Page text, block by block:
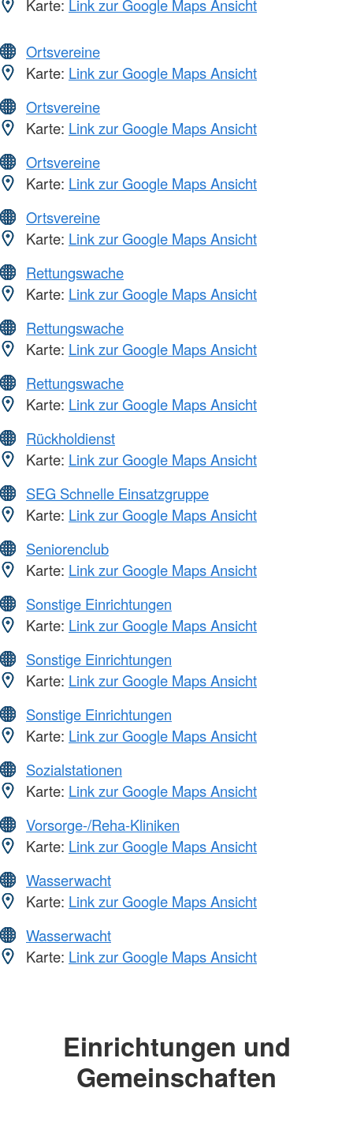
Karte: Link zur Google Maps Ansicht
Ortsvereine
Karte: Link zur Google Maps Ansicht
Ortsvereine
Karte: Link zur Google Maps Ansicht
Ortsvereine
Karte: Link zur Google Maps Ansicht
Ortsvereine
Karte: Link zur Google Maps Ansicht
Rettungswache
Karte: Link zur Google Maps Ansicht
Rettungswache
Karte: Link zur Google Maps Ansicht
Rettungswache
Karte: Link zur Google Maps Ansicht
Rückholdienst
Karte: Link zur Google Maps Ansicht
SEG Schnelle Einsatzgruppe
Karte: Link zur Google Maps Ansicht
Seniorenclub
Karte: Link zur Google Maps Ansicht
Sonstige Einrichtungen
Karte: Link zur Google Maps Ansicht
Sonstige Einrichtungen
Karte: Link zur Google Maps Ansicht
Sonstige Einrichtungen
Karte: Link zur Google Maps Ansicht
Sozialstationen
Karte: Link zur Google Maps Ansicht
Vorsorge-/Reha-Kliniken
Karte: Link zur Google Maps Ansicht
Wasserwacht
Karte: Link zur Google Maps Ansicht
Wasserwacht
Karte: Link zur Google Maps Ansicht
Einrichtungen und
Gemeinschaften